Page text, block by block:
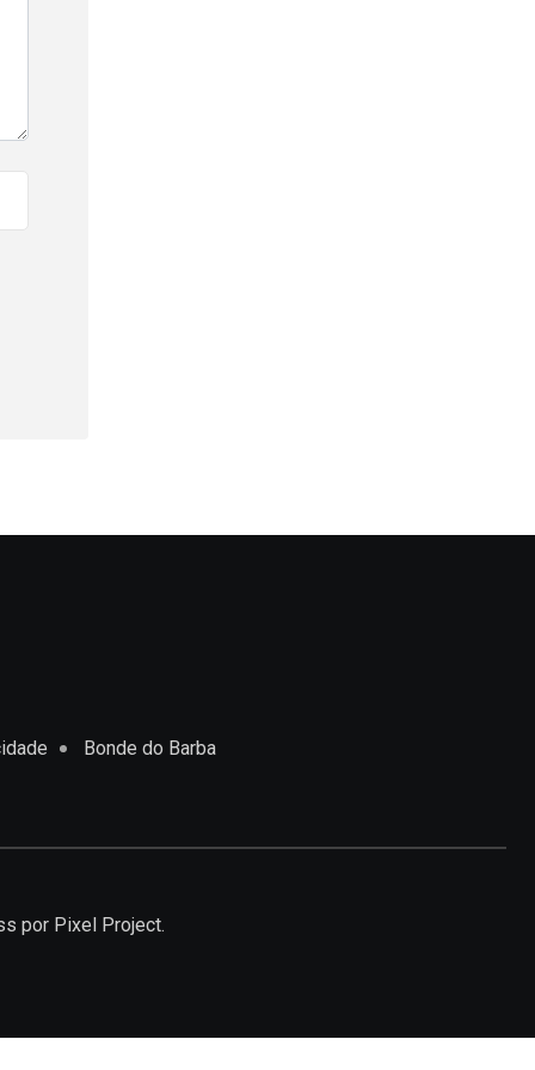
Bonde do Barba
por Pixel Project.